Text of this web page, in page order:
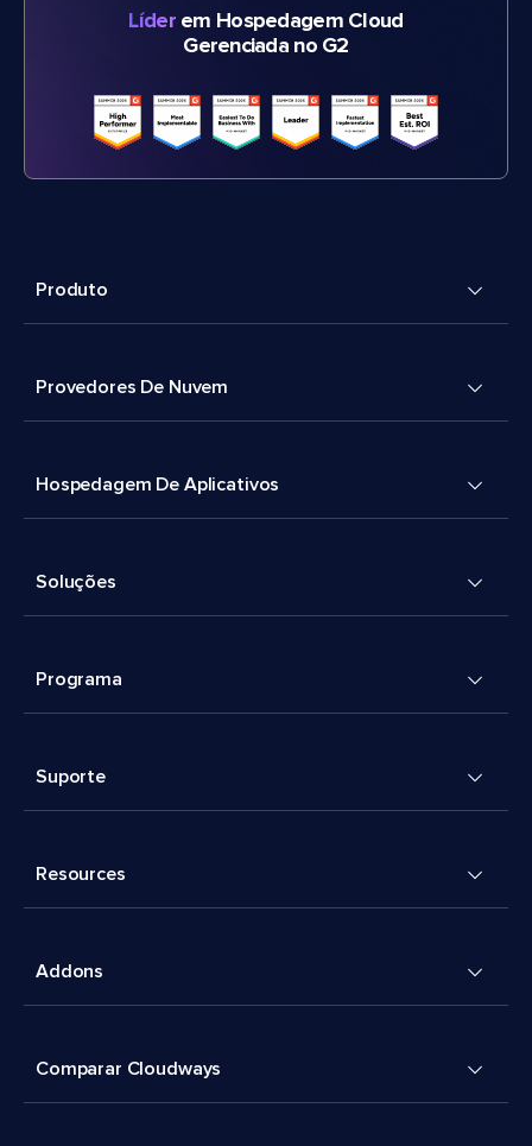
Líderem Hospedagem Cloud
Gerenciada no G2
Produto
Provedores De Nuvem
Hospedagem De Aplicativos
Soluções
Programa
Suporte
Resources
Addons
Comparar Cloudways